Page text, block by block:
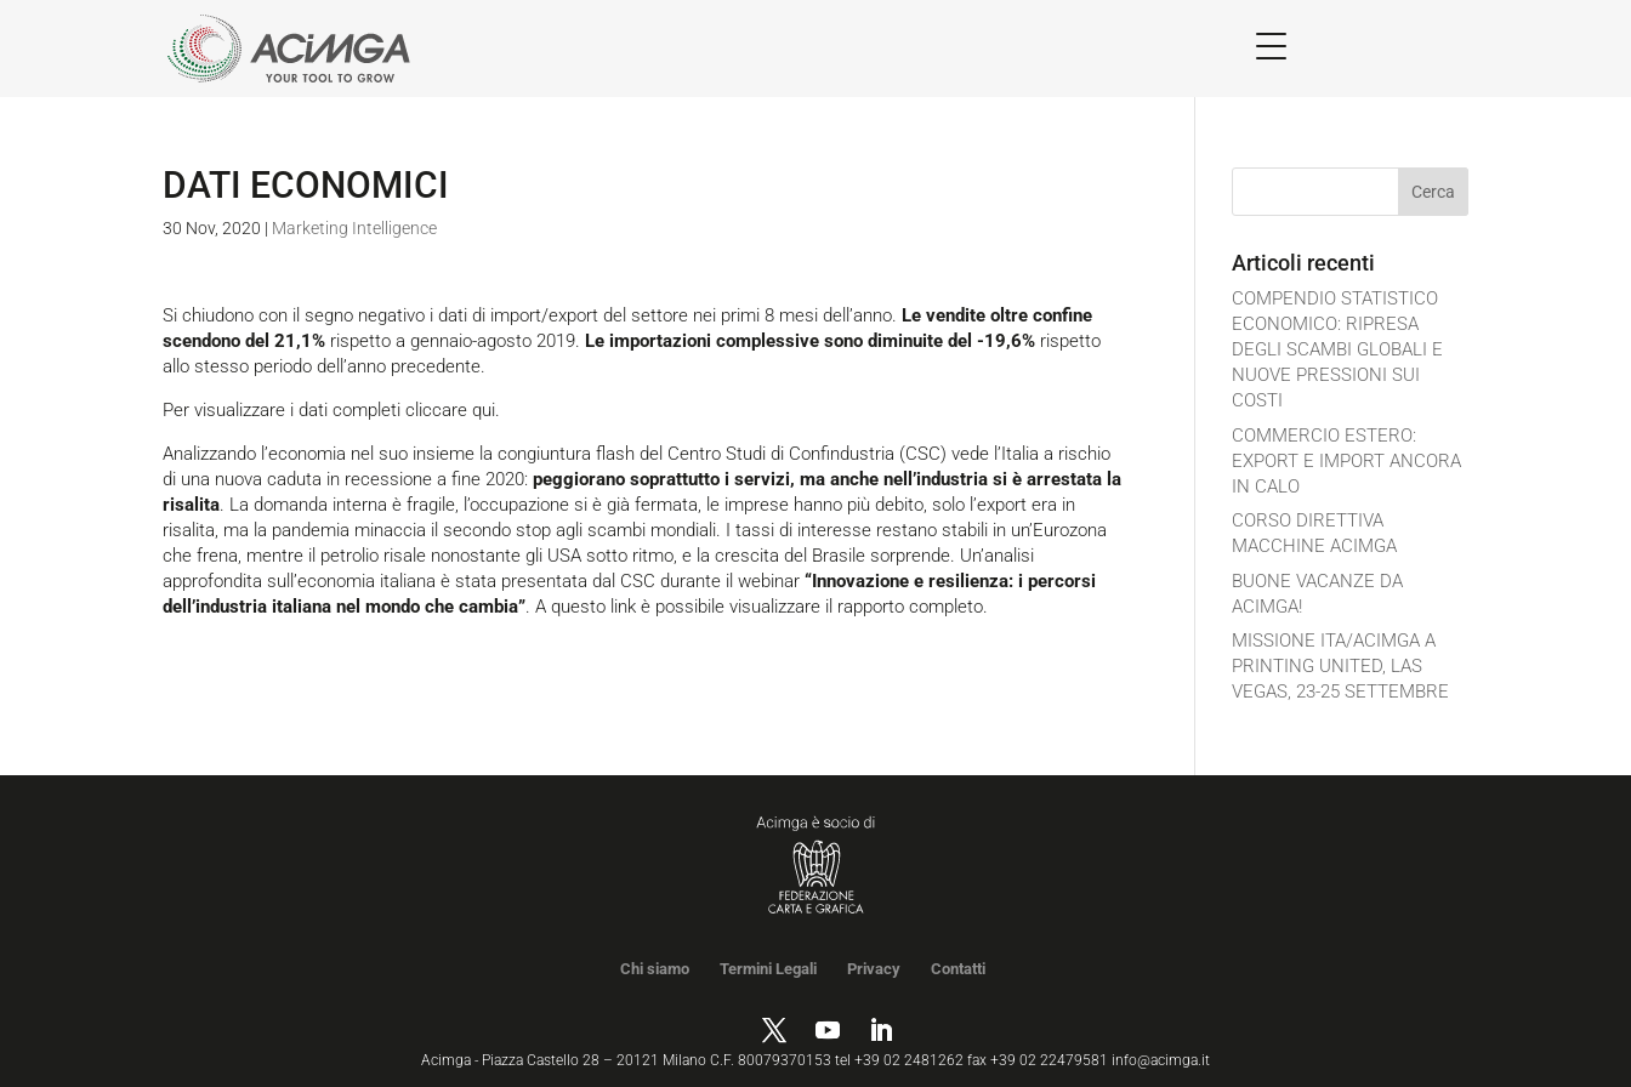
DATI ECONOMICI
30 Nov, 2020 | Marketing Intelligence
Si chiudono con il segno negativo i dati di import/export del settore nei primi 8 mesi dell’anno. Le vendite oltre confine
scendono del 21,1% rispetto a gennaio-agosto 2019. Le importazioni complessive sono diminuite del -19,6% rispetto
allo stesso periodo dell’anno precedente.
Per visualizzare i dati completi cliccare qui.
Analizzando l’economia nel suo insieme lacongiuntura flash del Centro Studi di Confindustria (CSC) vede l’Italia a rischio
di una nuova caduta in recessione a fine 2020:peggiorano soprattutto i servizi, ma anche nell’industria si è arrestata la
risalita. La domanda interna è fragile, l’occupazione si è già fermata, le imprese hanno più debito, solo l’export era in
risalita, ma la pandemia minaccia il secondo stop agli scambi mondiali. I tassi di interesse restano stabili in un’Eurozona
che frena, mentre il petrolio risale nonostante gli USA sotto ritmo, e la crescita del Brasile sorprende. Un’analisi
approfondita sull’economia italiana è stata presentata dal CSC durante il webinar“Innovazione e resilienza: i percorsi
dell’industria italiana nel mondo che cambia”. A questo link è possibile visualizzare il rapporto completo.
Articoli recenti
COMPENDIO STATISTICO
ECONOMICO: RIPRESA
DEGLI SCAMBI GLOBALI E
NUOVE PRESSIONI SUI
COSTI
COMMERCIO ESTERO:
EXPORT E IMPORT ANCORA
IN CALO
CORSO DIRETTIVA
MACCHINE ACIMGA
BUONE VACANZE DA
ACIMGA!
MISSIONE ITA/ACIMGA A
PRINTING UNITED, LAS
VEGAS, 23-25 SETTEMBRE
Chi siamo Termini Legali Privacy Contatti
Acimga - Piazza Castello 28 – 20121 Milano C.F. 80079370153 tel +39 02 2481262 fax +39 02 22479581 info@acimga.it